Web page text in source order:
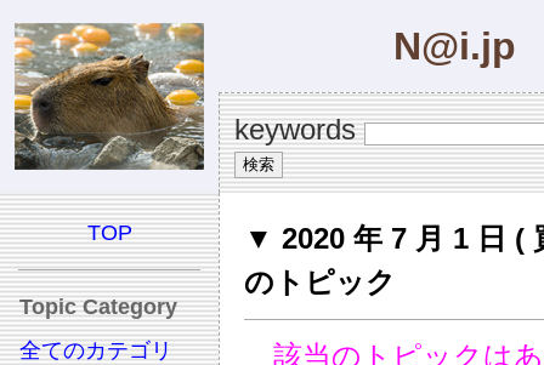
N@i.jp
keywords
TOP
Topic Category
全てのカテゴリ
▼ 2020 年 7 月 1 日 (
のトピック
該当のトピックは